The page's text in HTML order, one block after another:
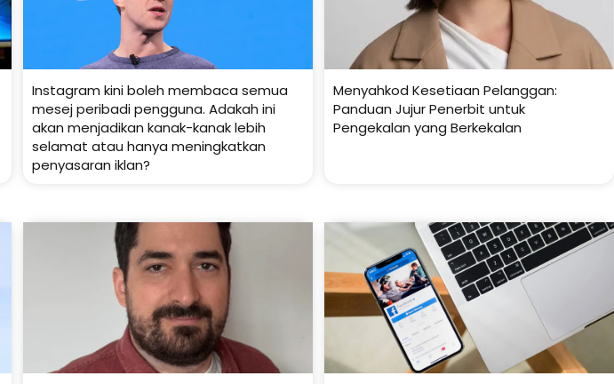
Instagram kini boleh membaca semua
mesej peribadi pengguna. Adakah ini
akan menjadikan kanak-kanak lebih
selamat atau hanya meningkatkan
penyasaran iklan?
Menyahkod Kesetiaan Pelanggan:
Panduan Jujur Penerbit untuk
Pengekalan yang Berkekalan